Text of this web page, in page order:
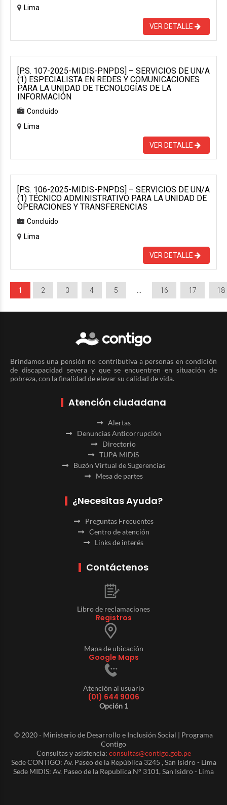
Lima
VER DETALLE
[P.S. 107-2025-MIDIS-PNPDS] – SERVICIOS DE UN/A
(1) ESPECIALISTA EN REDES Y COMUNICACIONES
PARA LA UNIDAD DE TECNOLOGÍAS DE LA
INFORMACIÓN
Concluido
Lima
VER DETALLE
[P.S. 106-2025-MIDIS-PNPDS] – SERVICIOS DE UN/A
(1) TÉCNICO ADMINISTRATIVO PARA LA UNIDAD DE
OPERACIONES Y TRANSFERENCIAS
Concluido
Lima
VER DETALLE
1 2 3 4 5 16 17 18
Brindamos una pensión no contributiva a personas en condición
de discapacidad severa y que se encuentren en situación de
pobreza, con la finalidad de elevar su calidad de vida.
Atención ciudadana
Alertas
Denuncias Anticorrupción
Directorio
TUPA MIDIS
Buzón Virtual de Sugerencias
Mesa de partes
¿Necesitas Ayuda?
Preguntas Frecuentes
Centro de atención
Links de interés
Contáctenos
Libro de reclamaciones
Registros
Mapa de ubicación
Google Maps
Atención al usuario
(01) 644 9006
Opción 1
© 2020 - Ministerio de Desarrollo e Inclusión Social | Programa
Contigo
Consultas y asistencia: consultas@contigo.gob.pe
Sede CONTIGO: Av. Paseo de la República 3245 , San Isidro - Lima
Sede MIDIS: Av. Paseo de la Republica N° 3101, San Isidro - Lima